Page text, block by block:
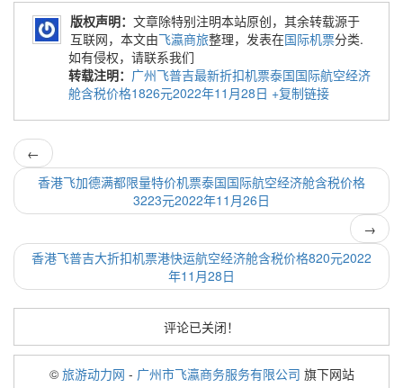
版权声明： 文章除特别注明本站原创，其余转载源于
互联网，本文由飞瀛商旅整理，发表在国际机票分类.
如有侵权，请联系我们
转载注明： 广州飞普吉最新折扣机票泰国国际航空经济
舱含税价格1826元2022年11月28日 +复制链接
←
香港飞加德满都限量特价机票泰国国际航空经济舱含税价格
3223元2022年11月26日
→
香港飞普吉大折扣机票港快运航空经济舱含税价格820元2022
年11月28日
评论已关闭！
© 旅游动力网 - 广州市飞瀛商务服务有限公司 旗下网站